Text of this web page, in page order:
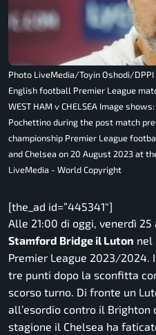
Photo LiveMedia/Toyin Oshodi/
English football Premier League
WEST HAM v CHELSEA Image
Pochettino during the post match
championship Premier League
and Chelsea on 20 August 2023 at
LiveMedia - World Copyright
[the_ad id=”445341″]
Alle 21:00 di oggi, venerdì 25
Stamford Bridge il Luton nel
Premier League 2023/2024.
tre punti dopo la sconfitta
scorso turno. Di fronte un
all’esordio contro il Brighton
stagione il Chelsea ha